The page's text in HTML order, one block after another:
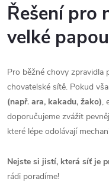
Řešení pro
velké
Pro běžné chovy zpravidla
chovatelské sítě. Pokud
(např. ara, kakadu, žako),
doporučujeme zvážit
které lépe odolávají
Nejste si jistí, která síť je
rádi poradíme!